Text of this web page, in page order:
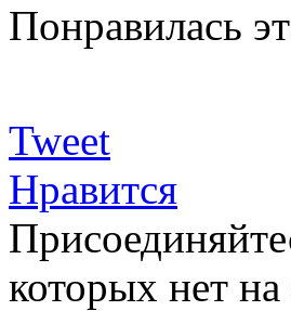
Понравилась
Tweet
Нравится
которых нет на